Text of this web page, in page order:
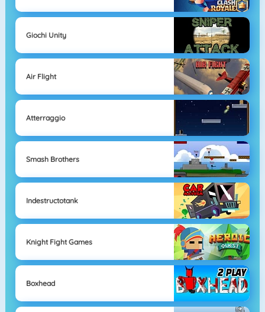
Giochi Unity
Air Flight
Atterraggio
Smash Brothers
Indestructotank
Knight Fight Games
Boxhead